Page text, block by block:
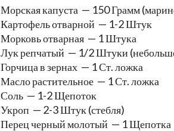
Морская капуста — 150 Грамм
Картофель отварной — 1-2 Штук
Морковь отварная — 1 Штука
Лук репчатый — 1/2 Штуки
Горчица в зернах — 1 Ст. ложка
Масло растительное — 1 Ст. ложка
Соль — 1-2 Щепоток
Укроп — 2-3 Штук (стебля)
Перец черный молотый — 1 Щепотка